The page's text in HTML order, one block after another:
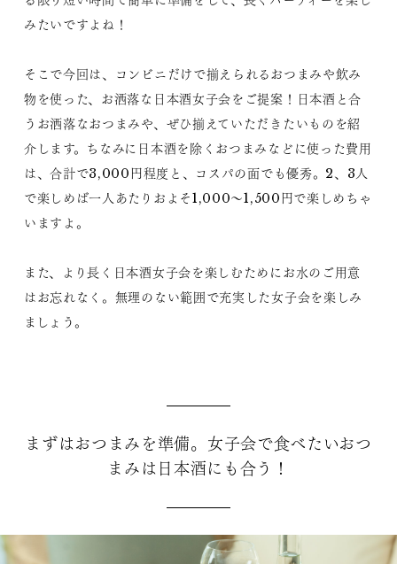
みたいですよね！
そこで今回は、コンビニだけで揃えられるおつまみや飲み
物を使った、お洒落な日本酒女子会をご提案！日本酒と合
うお洒落なおつまみや、ぜひ揃えていただきたいものを紹
介します。ちなみに日本酒を除くおつまみなどに使った費用
は、合計で3,000円程度と、コスパの面でも優秀。2、3人
で楽しめば一人あたりおよそ1,000～1,500円で楽しめちゃ
いますよ。
また、より長く日本酒女子会を楽しむためにお水のご用意
はお忘れなく。無理のない範囲で充実した女子会を楽しみ
ましょう。
まずはおつまみを準備。女子会で食べたいおつ
まみは日本酒にも合う！